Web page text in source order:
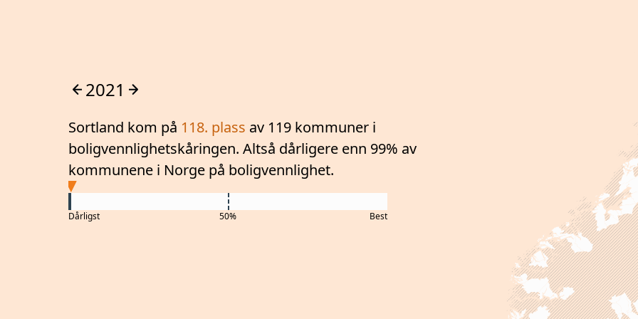
2021
Sortland kom på 118. plass av 119 kommuner i
boligvennlighetskåringen. Altså dårligere enn 99% av
kommunene i Norge på boligvennlighet.
Dårligst 50% Best